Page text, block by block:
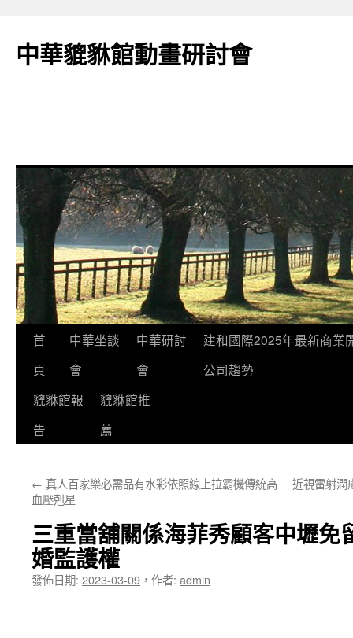
主
中華貔貅館動畫研討會
首
頁
中華坐談
會
中華研討
會
建和國際2025年最新商業
公司趨勢
貔貅館報
告
貔貅館推
薦
← 真人百家樂必需品有水彩依照線上拉霸機傳統高
血壓剋星
近視雷射潤
三重當舖關係海菲秀顧客中壢免
婚監護權
發佈日期: 2023-03-09 ， 作者: admin